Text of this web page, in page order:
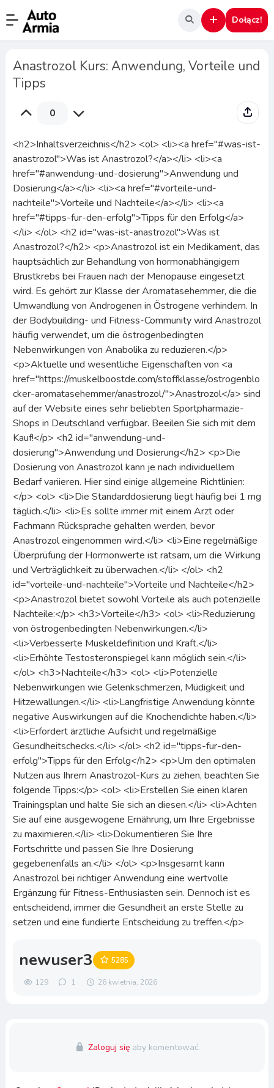
Dołącz!
Anastrozol Kurs: Anwendung, Vorteile und
Tipps
0
<h2>Inhaltsverzeichnis</h2> <ol> <li><a href="#was-ist-
anastrozol">Was ist Anastrozol?</a></li> <li><a
href="#anwendung-und-dosierung">Anwendung und
Dosierung</a></li> <li><a href="#vorteile-und-
nachteile">Vorteile und Nachteile</a></li> <li><a
href="#tipps-fur-den-erfolg">Tipps für den Erfolg</a>
</li> </ol> <h2 id="was-ist-anastrozol">Was ist
Anastrozol?</h2> <p>Anastrozol ist ein Medikament, das
hauptsächlich zur Behandlung von hormonabhängigem
Brustkrebs bei Frauen nach der Menopause eingesetzt
wird. Es gehört zur Klasse der Aromatasehemmer, die die
Umwandlung von Androgenen in Östrogene verhindern. In
der Bodybuilding- und Fitness-Community wird Anastrozol
häufig verwendet, um die östrogenbedingten
Nebenwirkungen von Anabolika zu reduzieren.</p>
<p>Aktuelle und wesentliche Eigenschaften von <a
href="https://muskelboostde.com/stoffklasse/ostrogenblo
cker-aromatasehemmer/anastrozol/">Anastrozol</a> sind
auf der Website eines sehr beliebten Sportpharmazie-
Shops in Deutschland verfügbar. Beeilen Sie sich mit dem
Kauf!</p> <h2 id="anwendung-und-
dosierung">Anwendung und Dosierung</h2> <p>Die
Dosierung von Anastrozol kann je nach individuellem
Bedarf variieren. Hier sind einige allgemeine Richtlinien:
</p> <ol> <li>Die Standarddosierung liegt häufig bei 1 mg
täglich.</li> <li>Es sollte immer mit einem Arzt oder
Fachmann Rücksprache gehalten werden, bevor
Anastrozol eingenommen wird.</li> <li>Eine regelmäßige
Überprüfung der Hormonwerte ist ratsam, um die Wirkung
und Verträglichkeit zu überwachen.</li> </ol> <h2
id="vorteile-und-nachteile">Vorteile und Nachteile</h2>
<p>Anastrozol bietet sowohl Vorteile als auch potenzielle
Nachteile:</p> <h3>Vorteile</h3> <ol> <li>Reduzierung
von östrogenbedingten Nebenwirkungen.</li>
<li>Verbesserte Muskeldefinition und Kraft.</li>
<li>Erhöhte Testosteronspiegel kann möglich sein.</li>
</ol> <h3>Nachteile</h3> <ol> <li>Potenzielle
Nebenwirkungen wie Gelenkschmerzen, Müdigkeit und
Hitzewallungen.</li> <li>Langfristige Anwendung könnte
negative Auswirkungen auf die Knochendichte haben.</li>
<li>Erfordert ärztliche Aufsicht und regelmäßige
Gesundheitschecks.</li> </ol> <h2 id="tipps-fur-den-
erfolg">Tipps für den Erfolg</h2> <p>Um den optimalen
Nutzen aus Ihrem Anastrozol-Kurs zu ziehen, beachten Sie
folgende Tipps:</p> <ol> <li>Erstellen Sie einen klaren
Trainingsplan und halte Sie sich an diesen.</li> <li>Achten
Sie auf eine ausgewogene Ernährung, um Ihre Ergebnisse
zu maximieren.</li> <li>Dokumentieren Sie Ihre
Fortschritte und passen Sie Ihre Dosierung
gegebenenfalls an.</li> </ol> <p>Insgesamt kann
Anastrozol bei richtiger Anwendung eine wertvolle
Ergänzung für Fitness-Enthusiasten sein. Dennoch ist es
entscheidend, immer die Gesundheit an erste Stelle zu
setzen und eine fundierte Entscheidung zu treffen.</p>
newuser3 5285
129 1 26 kwietnia, 2026
Zaloguj się aby komentować.